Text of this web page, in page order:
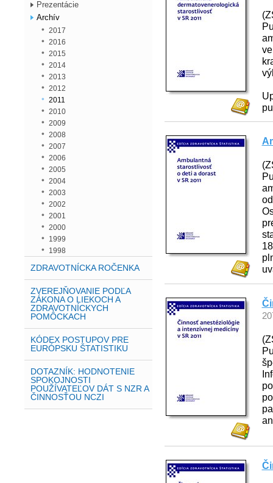
Prezentácie
Archív
2017
2016
2015
2014
2013
2012
2011
2010
2009
2008
2007
2006
2005
2004
2003
2002
2001
2000
1999
1998
ZDRAVOTNÍCKA ROČENKA
ZVEREJŇOVANIE PODĽA
ZÁKONA O LIEKOCH A
ZDRAVOTNÍCKYCH
POMÔCKACH
KÓDEX POSTUPOV PRE
EURÓPSKU ŠTATISTIKU
DOTAZNÍK: HODNOTENIE
SPOKOJNOSTI
POUŽÍVATEĽOV DÁT S NZR A
ČINNOSŤOU NCZI